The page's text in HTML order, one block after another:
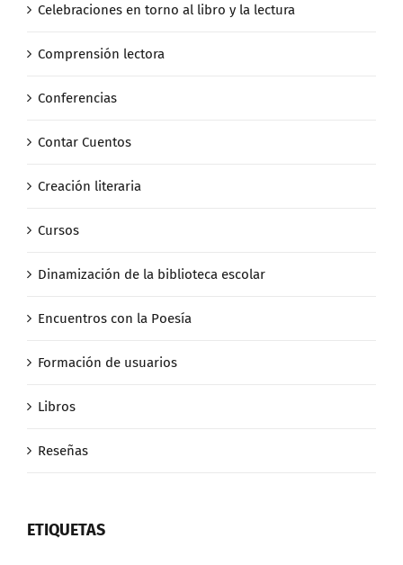
Celebraciones en torno al libro y la lectura
Comprensión lectora
Conferencias
Contar Cuentos
Creación literaria
Cursos
Dinamización de la biblioteca escolar
Encuentros con la Poesía
Formación de usuarios
Libros
Reseñas
ETIQUETAS